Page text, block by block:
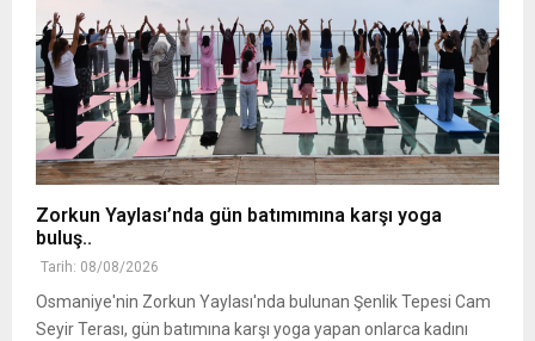
Zorkun Yaylası’nda gün batımımına karşı yoga
buluş..
Tarih: 08/08/2026
Osmaniye'nin Zorkun Yaylası'nda bulunan Şenlik Tepesi Cam
Seyir Terası, gün batımına karşı yoga yapan onlarca kadını